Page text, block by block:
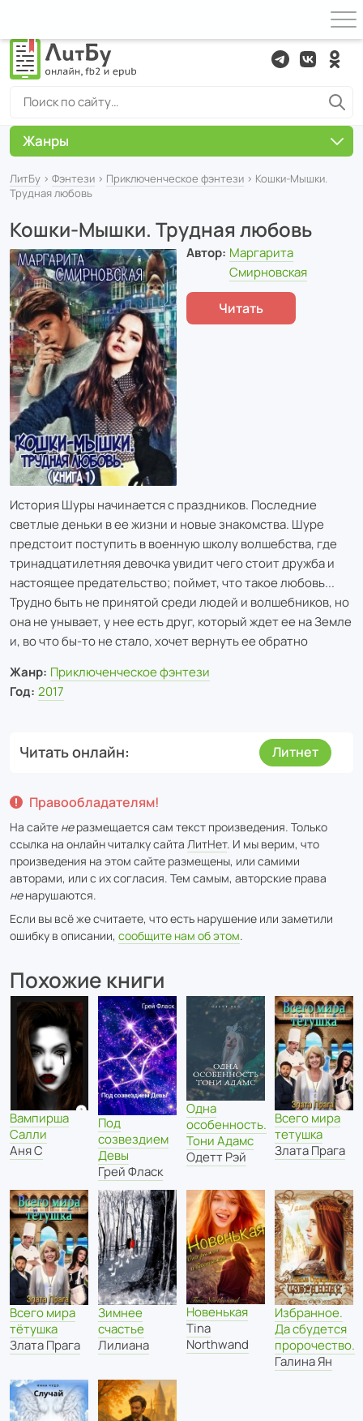
ЛитБу › Фэнтези › Приключенческое фэнтези › Кошки-Мышки.
Трудная любовь
Кошки-Мышки. Трудная любовь
Автор: Маргарита
Смирновская
Читать
История Шуры начинается с праздников. Последние
светлые деньки в ее жизни и новые знакомства. Шуре
предстоит поступить в военную школу волшебства, где
тринадцатилетняя девочка увидит чего стоит дружба и
настоящее предательство; поймет, что такое любовь...
Трудно быть не принятой среди людей и волшебников, но
она не унывает, у нее есть друг, который ждет ее на Земле
и, во что бы-то не стало, хочет вернуть ее обратно
Жанр: Приключенческое фэнтези
Год: 2017
Читать онлайн Литнет
Правообладателям!
На сайте неразмещается сам текст произведения. Только
ссылка на онлайн читалку сайта ЛитНет. И мы верим, что
произведения на этом сайте размещены, или самими
авторами, или с их согласия. Тем самым, авторские права
ненарушаются.
Если вы всё же считаете, что есть нарушение или заметили
ошибку в описании, сообщите нам об этом.
Похожие книги
Вампирша
Салли
Аня С
Под
созвездием
Девы
Грей Фласк
Одна
особенность.
Тони Адамс
Одетт Рэй
Всего мира
тетушка
Злата Прага
Всего мира
тётушка
Злата Прага
Зимнее
счастье
Лилиана
Новенькая
Tina
Northwand
Избранное.
Да сбудется
пророчество.
Галина Ян
Жанры